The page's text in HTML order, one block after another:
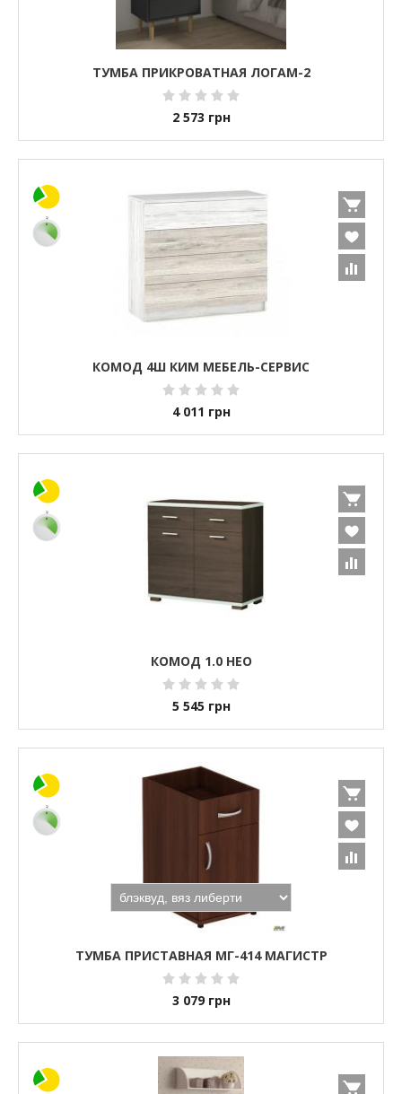
ТУМБА ПРИКРОВАТНАЯ ЛОГАМ-2
2 573 грн
КОМОД 4Ш КИМ МЕБЕЛЬ-СЕРВИС
4 011 грн
КОМОД 1.0 НЕО
5 545 грн
ТУМБА ПРИСТАВНАЯ МГ-414 МАГИСТР
3 079 грн